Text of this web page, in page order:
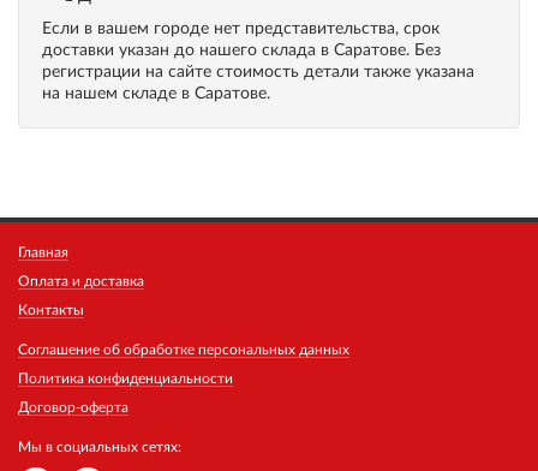
Если в вашем городе нет представительства, срок
доставки указан до нашего склада в Саратове. Без
регистрации на сайте стоимость детали также указана
на нашем складе в Саратове.
Главная
Оплата и доставка
Контакты
Соглашение об обработке персональных данных
Политика конфиденциальности
Договор-оферта
Мы в социальных сетях: